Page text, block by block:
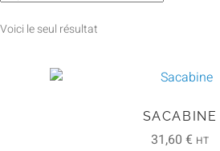
Voici le seul résultat
SACABINE
31,60 € HT